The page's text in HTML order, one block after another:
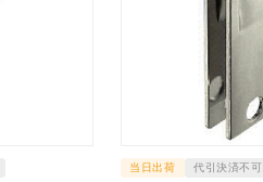
当日出荷 代引決済不可